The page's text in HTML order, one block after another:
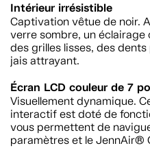
Intérieur irrésistible
Captivation vêtue de noir.
verre sombre, un
des grilles lisses, des
jais attrayant.
Écran LCD couleur de 7
Visuellement dynamique.
interactif est doté de
vous permettent de
paramètres et le JennAir®